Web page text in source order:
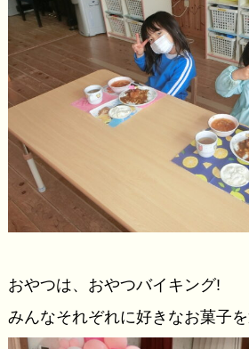
おやつは、おやつバイキング!
みんなそれぞれに好きなお菓子を